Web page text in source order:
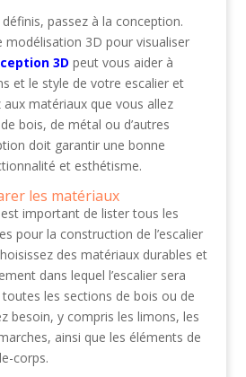
passez à la conception.
modélisation 3D pour visualiser
3D peut vous aider à
et le style de votre escalier et
aux matériaux que vous allez
de bois, de métal ou d’autres
doit garantir une bonne
et esthétisme.
les matériaux
important de lister tous les
pour la construction de l’escalier
des matériaux durables et
dans lequel l’escalier sera
les sections de bois ou de
besoin, y compris les limons, les
ainsi que les éléments de
corps.